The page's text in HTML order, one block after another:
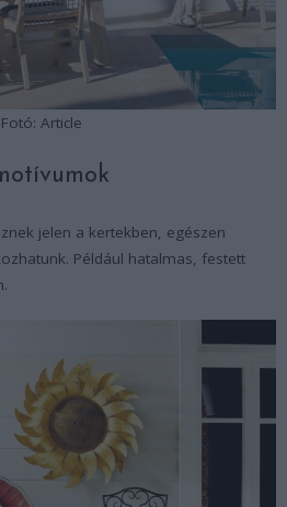
Fotó: Article
jelen a kertekben, egészen
Például hatalmas, festett